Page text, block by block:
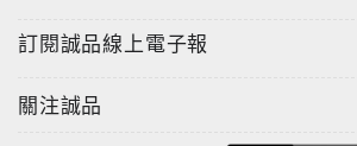
「上次參展時，商機媒合洽談會一天
張。」一位參展業者興奮的向商周說。
訂閱誠品線上電子報
關注誠品